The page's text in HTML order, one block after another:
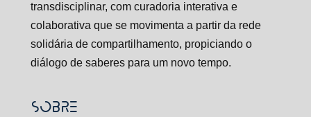
transdisciplinar, com curadoria interativa e
colaborativa que se movimenta a partir da rede
solidária de compartilhamento, propiciando o
diálogo de saberes para um novo tempo.
SOBRE